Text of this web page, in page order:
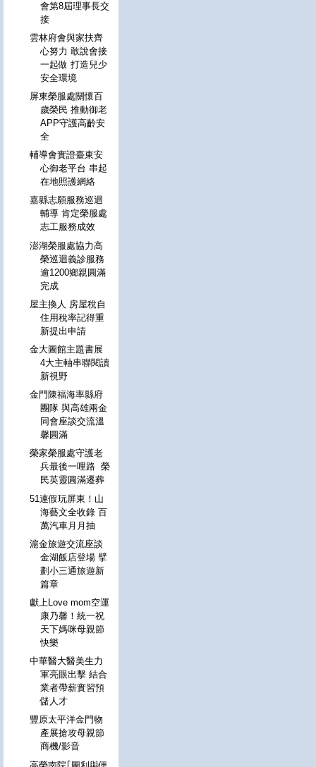
會第8屆理事長交
接
雲林府會與家扶齊
心努力 敢說會接
一起做 打造兒少
安全環境
屏東榮服處關懷百
歲榮民 推動御老
APP守護高齡安
全
輔導會實證臺東安
心御老平台 串起
在地照護網絡
嘉縣志願服務巡迴
輔導 肯定榮服處
志工服務成效
澎湖榮服處協力高
榮巡迴義診服務
逾1200鄉親圓滿
完成
屋主換人 房屋稅自
住用稅率記得重
新提出申請
金大圖館主題書展
4大主軸串聯閱讀
新視野
金門陳福海率縣府
團隊 與高雄兩金
同會座談交流溫
馨圓滿
榮家榮服處守護老
兵最後一哩路 榮
民英靈圓滿遷葬
51連假玩屏東！山
海藝文全收錄 百
萬汽車月月抽
滬金旅遊交流座談
金湖飯店登場 擘
劃小三通旅遊新
篇章
獻上Love mom空運
康乃馨！統一祝
天下媽咪母親節
快樂
中華醫大醫美生力
軍亮眼出擊 結合
業者帶薪實習預
儲人才
豐原太平洋金門物
產展搶攻母親節
商機/影音